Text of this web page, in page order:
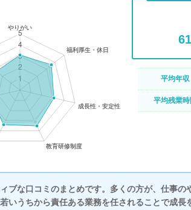
平均年収
平均残業時
ブな口コミのまとめです。多くの方が、仕事の
いうちから責任ある業務を任されることで成長